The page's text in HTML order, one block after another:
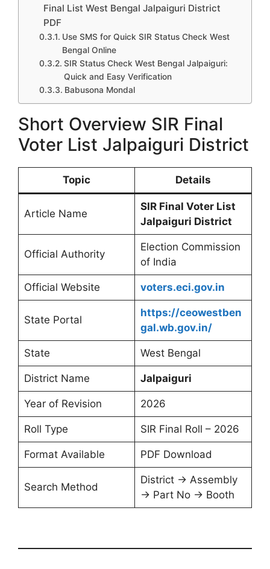
Final List West Bengal Jalpaiguri District
PDF
Use SMS for Quick SIR Status Check West
Bengal Online
SIR Status Check West Bengal Jalpaiguri:
Quick and Easy Verification
Babusona Mondal
Short Overview SIR Final
Voter List Jalpaiguri District
Topic Details
Article Name
SIR Final Voter List
Jalpaiguri District
Official Authority
Election Commission
of India
Official Website voters.eci.gov.in
State Portal
https://ceowestben
gal.wb.gov.in/
State West Bengal
District Name Jalpaiguri
Year of Revision 2026
Roll Type SIR Final Roll – 2026
Format Available PDF Download
Search Method
District → Assembly
→ Part No → Booth